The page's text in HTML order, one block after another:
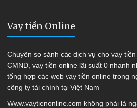
Vay tiền Online
Chuyên so sánh các dịch vụ cho vay
CMND, vay tiền online lãi suất 0 nhanh
tổng hợp các web vay tiền online trong
công ty tài chính tại Việt Nam
Www.vaytienonline.com không phải là